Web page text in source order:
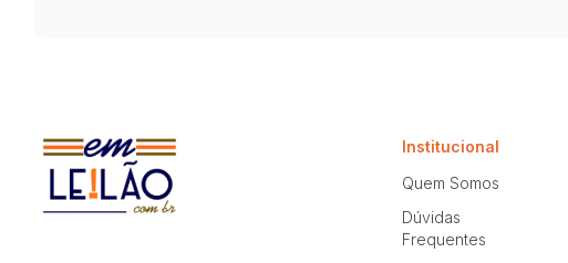
Institucional
Quem Somos
Dúvidas
Frequentes